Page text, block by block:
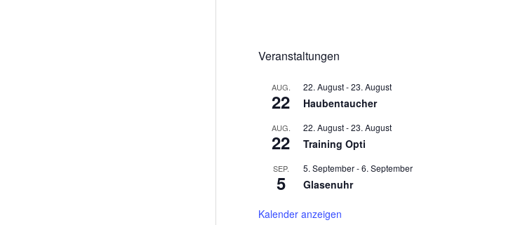
Veranstaltungen
AUG.
22
22. August-23. August
Haubentaucher
AUG.
22
22. August-23. August
Training Opti
SEP.
5
5. September-6. September
Glasenuhr
Kalender anzeigen